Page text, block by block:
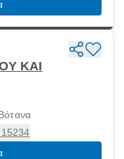
ΚΑΙ
15234